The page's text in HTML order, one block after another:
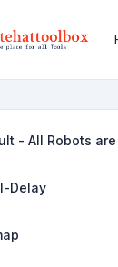
- All Robots are
Delay